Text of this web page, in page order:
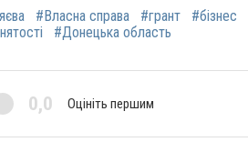
#Власна справа #грант #бізнес
#Донецька область
0,0 Оцініть першим